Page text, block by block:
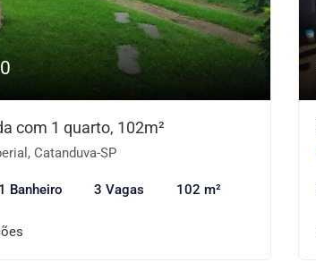
com 1 quarto, 102m²
Catanduva-SP
1 Banheiro 3 Vagas 102 m²